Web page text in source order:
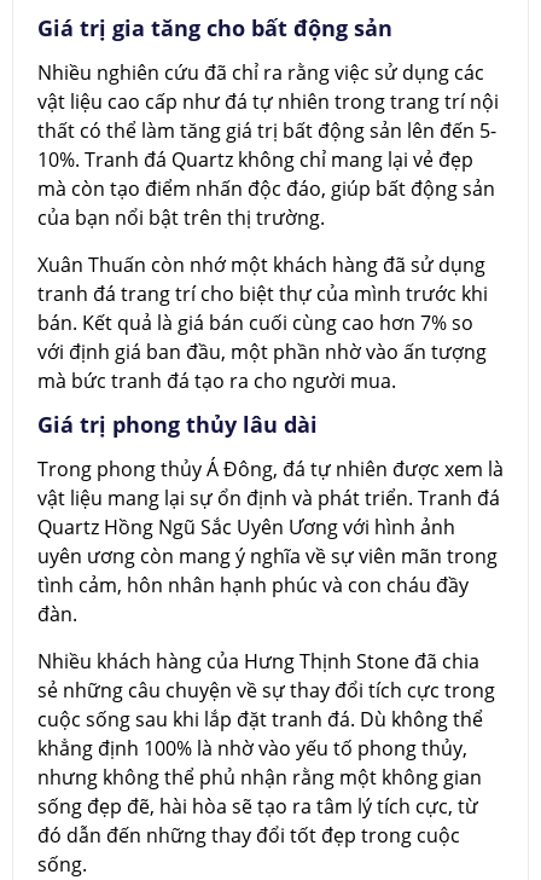
Giá trị gia tăng cho bất động sản
Nhiều nghiên cứu đã chỉ ra rằng việc sử dụng các
vật liệu cao cấp như đá tự nhiên trong trang trí nội
thất có thể làm tăng giá trị bất động sản lên đến 5-
10%. Tranh đá Quartz không chỉ mang lại vẻ đẹp
mà còn tạo điểm nhấn độc đáo, giúp bất động sản
của bạn nổi bật trên thị trường.
Xuân Thuấn còn nhớ một khách hàng đã sử dụng
tranh đá trang trí cho biệt thự của mình trước khi
bán. Kết quả là giá bán cuối cùng cao hơn 7% so
với định giá ban đầu, một phần nhờ vào ấn tượng
mà bức tranh đá tạo ra cho người mua.
Giá trị phong thủy lâu dài
Trong phong thủy Á Đông, đá tự nhiên được xem là
vật liệu mang lại sự ổn định và phát triển. Tranh đá
Quartz Hồng Ngũ Sắc Uyên Ương với hình ảnh
uyên ương còn mang ý nghĩa về sự viên mãn trong
tình cảm, hôn nhân hạnh phúc và con cháu đầy
đàn.
Nhiều khách hàng của Hưng Thịnh Stone đã chia
sẻ những câu chuyện về sự thay đổi tích cực trong
cuộc sống sau khi lắp đặt tranh đá. Dù không thể
khẳng định 100% là nhờ vào yếu tố phong thủy,
nhưng không thể phủ nhận rằng một không gian
sống đẹp đẽ, hài hòa sẽ tạo ra tâm lý tích cực, từ
đó dẫn đến những thay đổi tốt đẹp trong cuộc
sống.